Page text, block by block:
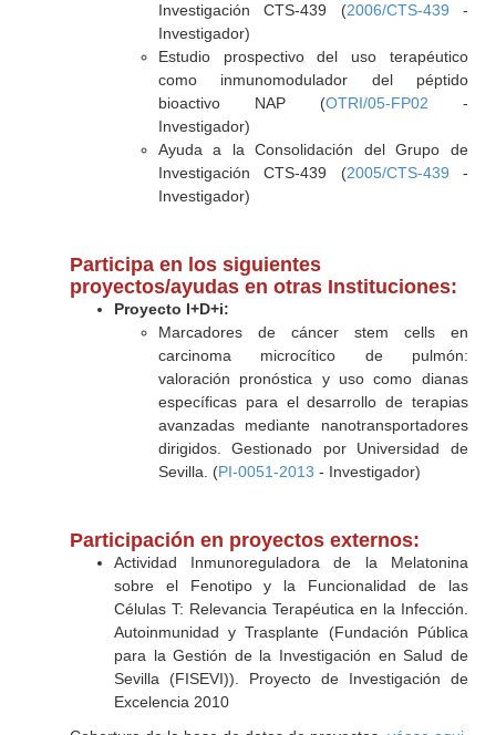
Investigación CTS-439 (2006/CTS-439 -
Investigador)
Estudio prospectivo del uso terapéutico
como inmunomodulador del péptido
bioactivo NAP (OTRI/05-FP02 -
Investigador)
Ayuda a la Consolidación del Grupo de
Investigación CTS-439 (2005/CTS-439 -
Investigador)
Participa en los siguientes
proyectos/ayudas en otras Instituciones:
Proyecto I+D+i:
Marcadores de cáncer stem cells en
carcinoma microcítico de pulmón:
valoración pronóstica y uso como dianas
específicas para el desarrollo de terapias
avanzadas mediante nanotransportadores
dirigidos. Gestionado por Universidad de
Sevilla. (PI-0051-2013 - Investigador)
Participación en proyectos externos:
Actividad Inmunoreguladora de la Melatonina
sobre el Fenotipo y la Funcionalidad de las
Células T: Relevancia Terapéutica en la Infección.
Autoinmunidad y Trasplante (Fundación Pública
para la Gestión de la Investigación en Salud de
Sevilla (FISEVI)). Proyecto de Investigación de
Excelencia 2010